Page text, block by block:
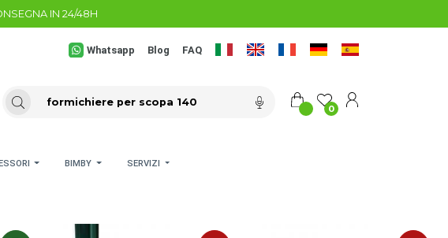
IN 24/48H
Whatsapp Blog FAQ
0
BIMBY SERVIZI